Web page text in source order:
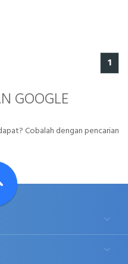
1
GOOGLE
Cobalah dengan pencarian